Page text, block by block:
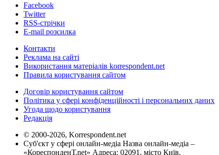
Facebook
Twitter
RSS-стрічки
E-mail розсилка
Контакти
Реклама на сайті
Використання матеріалів korrespondent.net
Правила користування сайтом
Договір користування сайтом
Політика у сфері конфіденційності і персональних даних
Угода щодо користування
Редакція
© 2000-2026, Korrespondent.net
Суб'єкт у сфері онлайн-медіа Назва онлайн-медіа –
«КореспонденТ.net» Адреса: 02091, місто Київ,